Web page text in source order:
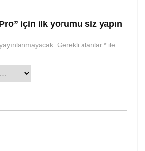
için ilk yorumu siz yapın
Gerekli alanlar * ile